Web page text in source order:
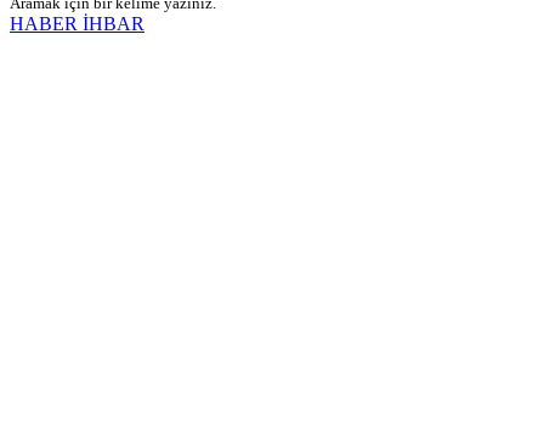
HABER İHBAR